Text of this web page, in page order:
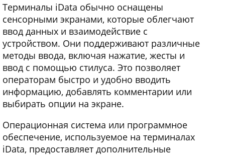
Терминалы iData обычно оснащены
сенсорными экранами, которые облегчают
ввод данных и взаимодействие с
устройством. Они поддерживают различные
методы ввода, включая нажатие, жесты и
ввод с помощью стилуса. Это позволяет
операторам быстро и удобно вводить
информацию, добавлять комментарии или
выбирать опции на экране.
Операционная система или программное
обеспечение, используемое на терминалах
iData, предоставляет дополнительные